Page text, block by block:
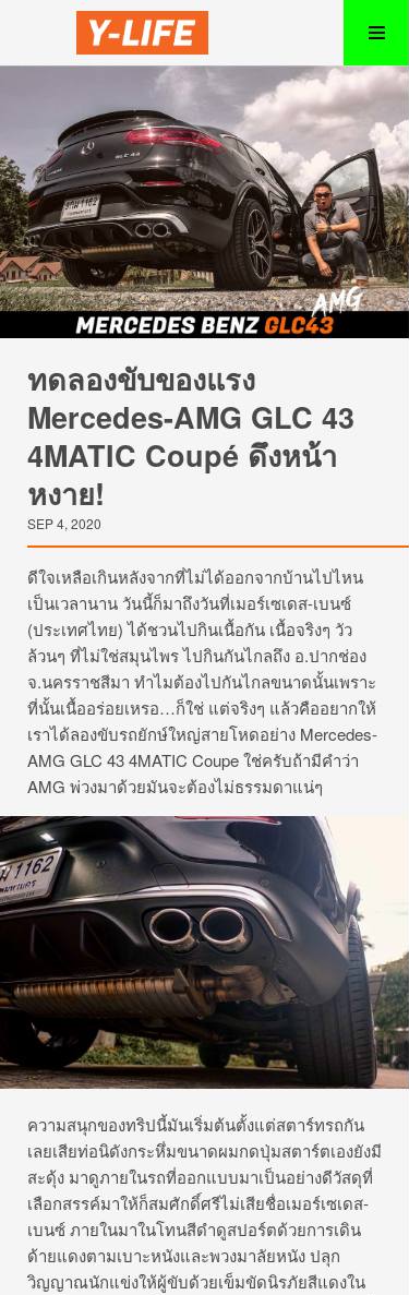
ทดลองขับของแรง
Mercedes-AMG GLC 43
4MATIC Coupé ดึงหน้า
หงาย!
SEP 4, 2020
ดีใจเหลือเกินหลังจากที่ไม่ได้ออกจากบ้านไปไหน
เป็นเวลานาน วันนี้ก็มาถึงวันที่เมอร์เซเดส-เบนซ์
(ประเทศไทย) ได้ชวนไปกินเนื้อกัน เนื้อจริงๆ วัว
ล้วนๆ ที่ไม่ใช่สมุนไพร ไปกินกันไกลถึง อ.ปากช่อง
จ.นครราชสีมา ทำไมต้องไปกันไกลขนาดนั้นเพราะ
ที่นั้นเนื้ออร่อยเหรอ…ก็ใช่ แต่จริงๆ แล้วคืออยากให้
เราได้ลองขับรถยักษ์ใหญ่สายโหดอย่าง Mercedes-
AMG GLC 43 4MATIC Coupe ใช่ครับถ้ามีคำว่า
AMG พ่วงมาด้วยมันจะต้องไม่ธรรมดาแน่ๆ
ความสนุกของทริปนี้มันเริ่มต้นตั้งแต่สตาร์ท​รถกัน
เลยเสียท่อนิดังกระหึ่ม​ขนาดผมกดปุ่มสตาร์ต​เองยังมี
สะดุ้ง​ มาดูภายในรถที่ออกแบบมาเป็นอย่างดีวัสดุที่
เลือกสรรค์มาให้ก็สมศักดิ์ศรีไม่เสียชื่อเมอร์เซเดส-
เบนซ์ ภายในมาในโทนสีดำดูสปอร์ตด้วยการเดิน
ด้ายแดงตามเบาะหนังและพวงมาลัยหนัง ปลุก
วิญญาณนักแข่งให้ผู้ขับด้วยเข็มขัดนิรภัยสีแดงใน